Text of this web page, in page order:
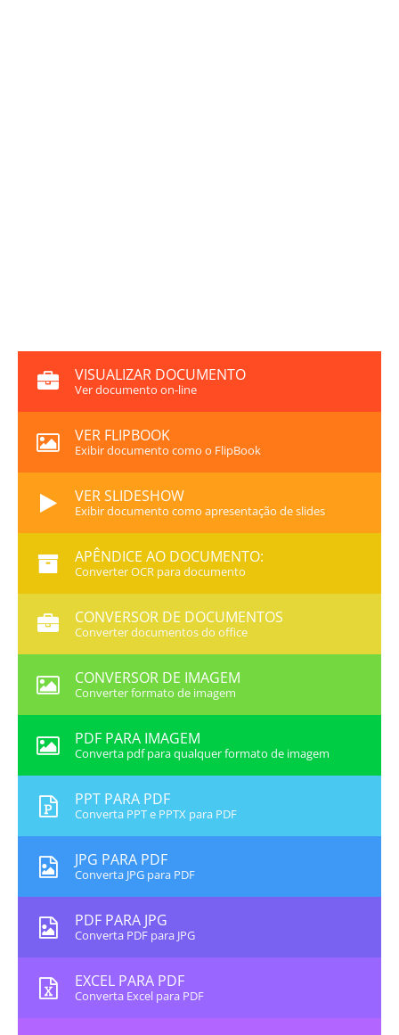
VISUALIZAR DOCUMENTO
Ver documento on-line
VER FLIPBOOK
Exibir documento como o FlipBook
VER SLIDESHOW
Exibir documento como apresentação de slides
APÊNDICE AO DOCUMENTO:
Converter OCR para documento
CONVERSOR DE DOCUMENTOS
Converter documentos do office
CONVERSOR DE IMAGEM
Converter formato de imagem
PDF PARA IMAGEM
Converta pdf para qualquer formato de imagem
PPT PARA PDF
Converta PPT e PPTX para PDF
JPG PARA PDF
Converta JPG para PDF
PDF PARA JPG
Converta PDF para JPG
EXCEL PARA PDF
Converta Excel para PDF